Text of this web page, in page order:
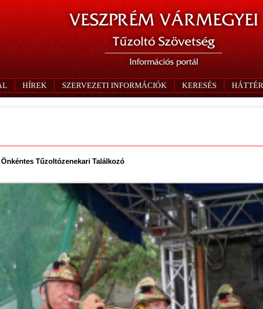
VESZPRÉM VÁRMEGYEI
Tűzoltó Szövetség
Információs portál
HÍREK SZERVEZETI INFORMÁCIÓK KERESÉS HÁTTÉR
Tűzoltózenekari Találkozó